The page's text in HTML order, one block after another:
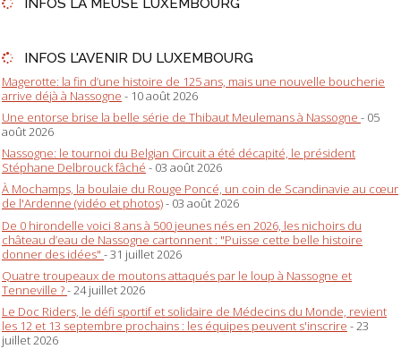
INFOS L'AVENIR DU LUXEMBOURG
Magerotte: la fin d’une histoire de 125 ans, mais une nouvelle boucherie
arrive déjà à Nassogne - 10 août 2026
Une entorse brise la belle série de Thibaut Meulemans à Nassogne - 05
août 2026
Nassogne: le tournoi du Belgian Circuit a été décapité, le président
Stéphane Delbrouck fâché - 03 août 2026
À Mochamps, la boulaie du Rouge Poncé, un coin de Scandinavie au cœur
de l'Ardenne (vidéo et photos)- 03 août 2026
De 0 hirondelle voici 8 ans à 500 jeunes nés en 2026, les nichoirs du
château d’eau de Nassogne cartonnent : "Puisse cette belle histoire
donner des idées" - 31 juillet 2026
Quatre troupeaux de moutons attaqués par le loup à Nassogne et
Tenneville ?- 24 juillet 2026
Le Doc Riders, le défi sportif et solidaire de Médecins du Monde, revient
les 12 et 13 septembre prochains : les équipes peuvent s'inscrire - 23
juillet 2026